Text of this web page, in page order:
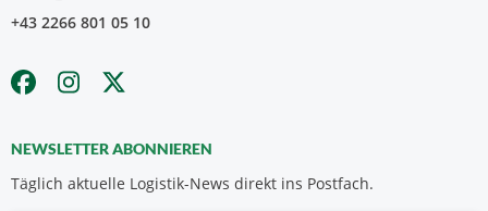
+43 2266 801 05 10
NEWSLETTER ABONNIEREN
Täglich aktuelle Logistik-News direkt ins Postfach.